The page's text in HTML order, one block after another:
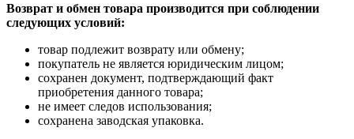
Возврат и обмен товара производится при соблюдении
следующих условий:
товар подлежит возврату или обмену;
покупатель не является юридическим лицом;
сохранен документ, подтверждающий факт
приобретения данного товара;
не имеет следов использования;
сохранена заводская упаковка.